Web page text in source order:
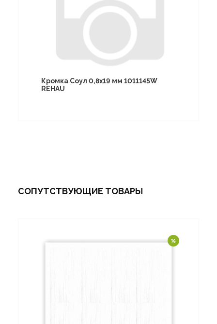
Кромка Соул 0,8х19 мм 1011145W
REHAU
СОПУТСТВУЮЩИЕ ТОВАРЫ